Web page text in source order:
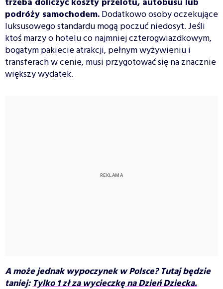
podróży samochodem.Dodatkowo osoby oczekujące
luksusowego standardu mogą poczuć niedosyt. Jeśli
ktoś marzy o hotelu co najmniej czterogwiazdkowym,
bogatym pakiecie atrakcji, pełnym wyżywieniu i
transferach w cenie, musi przygotować się na znacznie
większy wydatek.
A może jednak wypoczynek w Polsce? Tutaj będzie
taniej:Tylko 1 zł za wycieczkę na Dzień Dziecka.